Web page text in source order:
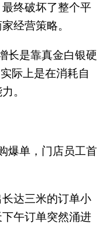
终破坏了整个平
经营策略。
长是靠真金白银硬
际上是在消耗自
。
爆单，门店员工首
达三米的订单小
午订单突然涌进